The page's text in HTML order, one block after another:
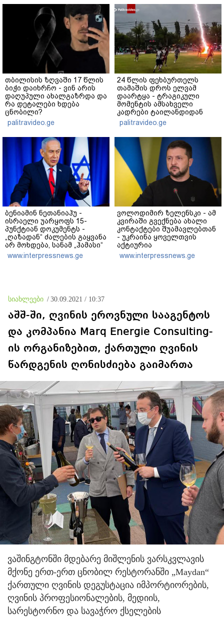
თბილისის ზღვაში 17 წლის
ბიჭი დაიხრჩო - ვინ არის
დაღუპული ახალგაზრდა და
რა დეტალები ხდება
ცნობილი?
palitravideo.ge
24 წლის ფეხბურთელს
თამაშის დროს ელვამ
დაარტყა - ტრაგიკული
მომენტის ამსახველი
კადრები ტაილანდიდან
მედიაში ვრცელდება
palitravideo.ge
ბენიამინ ნეთანიაჰუ -
ისრაელი უარყოფს 15-
პუნქტიან დოკუმენტს -
„ღაზადან“ ძალების გაყვანა
არ მოხდება, სანამ „ჰამასი“
ნამდვილად არ
განიარაღდება
www.interpressnews.ge
ვოლოდიმირ ზელენსკი - ამ
კვირაში გვექნება ახალი
კონტაქტები შუამავლებთან
- უკრაინა ყოველთვის
აქტიურია
www.interpressnews.ge
სიახლეები / 30.09.2021 / 10:37
აშშ-ში, ღვინის ეროვნული სააგენტოს
და კომპანია Marq Energie Consulting-
ის ორგანიზებით, ქართული ღვინის
წარდგენის ღონისძიება გაიმართა
ვაშინგტონში მდებარე მიშლენის ვარსკვლავის
მქონე ერთ-ერთ ცნობილ რესტორანში „Maydan“
ქართული ღვინის დეგუსტაცია იმპორტიორების,
ღვინის პროფესიონალების, მედიის,
სარესტორნო და სავაჭრო ქსელების